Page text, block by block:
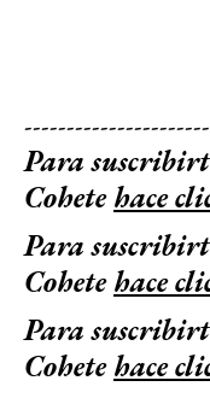
Para
Cohetehace
Para
Cohetehace
Para
Cohetehace